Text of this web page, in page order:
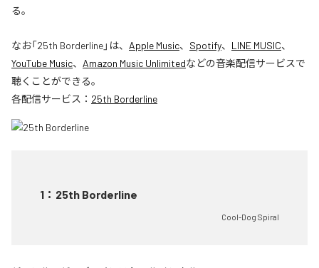
る。
なお「25th Borderline」は、 Apple Music、 Spotify、 LINE MUSIC、
YouTube Music、 Amazon Music Unlimitedなどの音楽配信サービスで
聴くことができる。
各配信サービス： 25th Borderline
1 ： 25th Borderline
Cool-Dog Spiral